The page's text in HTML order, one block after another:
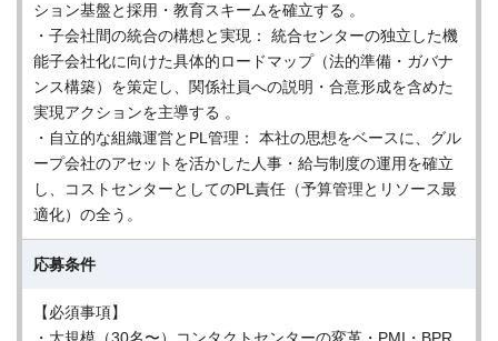
ション基盤と採用・教育スキームを確立する 。
・子会社間の統合の構想と実現： 統合センターの独立した機
能子会社化に向けた具体的ロードマップ（法的準備・ガバナ
ンス構築）を策定し、関係社員への説明・合意形成を含めた
実現アクションを主導する 。
・自立的な組織運営とPL管理： 本社の思想をベースに、グル
ープ会社のアセットを活かした人事・給与制度の運用を確立
し、コストセンターとしてのPL責任（予算管理とリソース最
適化）の全う。
応募条件
【必須事項】